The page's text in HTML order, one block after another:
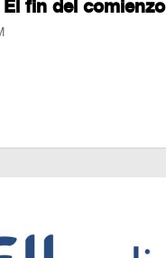
El fin del comienzo